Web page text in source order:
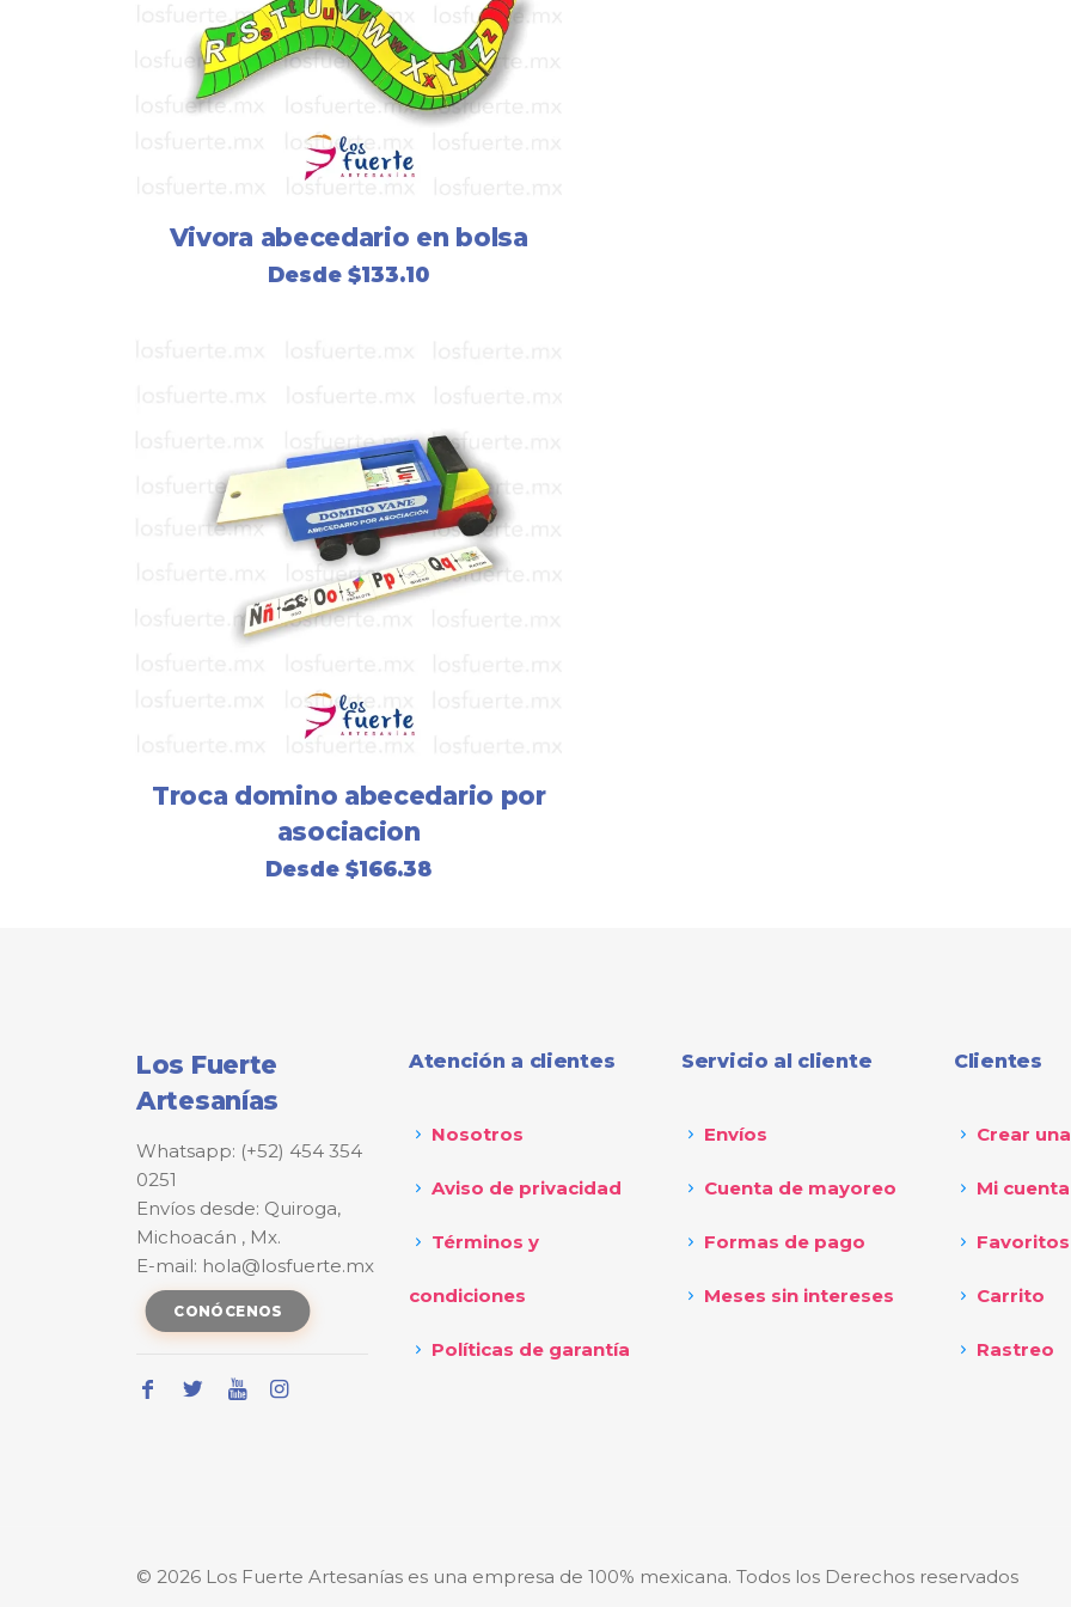
Vivora abecedario en bolsa
Desde$133.10
Troca domino abecedario por
asociacion
Desde$166.38
Los Fuerte
Artesanías
Whatsapp: (+52) 454 354
0251
Envíos desde: Quiroga,
Michoacán , Mx.
E-mail: hola@losfuerte.mx
CONÓCENOS
Atención a clientes
Nosotros
Aviso de privacidad
Términos y
condiciones
Políticas de garantía
Servicio al cliente
Envíos
Cuenta de mayoreo
Formas de pago
Meses sin intereses
Clientes
Crear
Mi cuenta
Favoritos
Carrito
Rastreo
© 2026 Los Fuerte Artesanías es una empresa de 100% mexicana. Todos los Derechos reservados